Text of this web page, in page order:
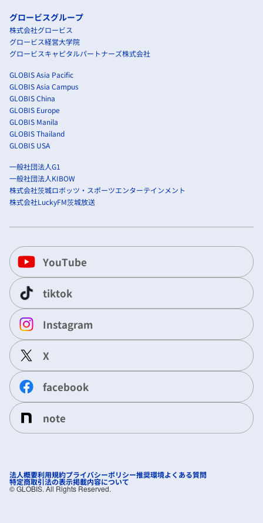
グロービスグループ
株式会社グロービス
グロービス経営大学院
グロービスキャピタルパートナーズ株式会社
GLOBIS Asia Pacific
GLOBIS Asia Campus
GLOBIS China
GLOBIS Europe
GLOBIS Manila
GLOBIS Thailand
GLOBIS USA
一般社団法人G1
一般社団法人KIBOW
株式会社茨城ロボッツ・スポーツエンターテインメント
株式会社LuckyFM茨城放送
YouTube
tiktok
Instagram
X
facebook
note
法人概要利用規約プライバシーポリシー推奨環境よくある質問
特定商取引法の表示掲載内容について
©︎ GLOBIS. All Rights Reserved.